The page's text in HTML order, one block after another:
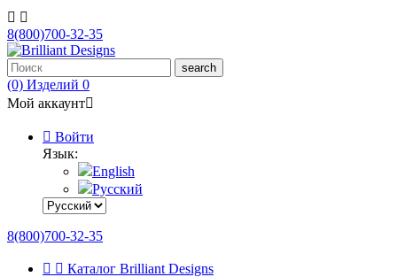
 
8(800)700-32-35
search
(0) Изделий 0
Мой аккаунт
 Войти
Язык:
English
Русский
8(800)700-32-35
  Каталог Brilliant Designs